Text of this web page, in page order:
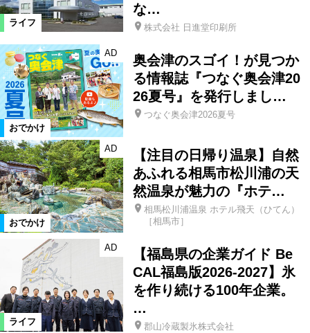
ライフ
な…
株式会社 日進堂印刷所
おでかけ
AD
奥会津のスゴイ！が見つか
る情報誌『つなぐ奥会津20
26夏号』を発行しまし…
つなぐ奥会津2026夏号
おでかけ
AD
【注目の日帰り温泉】自然
あふれる相馬市松川浦の天
然温泉が魅力の『ホテ…
相馬松川浦温泉 ホテル飛天（ひてん）
［相馬市］
ライフ
AD
【福島県の企業ガイド Be
CAL福島版2026-2027】氷
を作り続ける100年企業。
…
郡山冷蔵製氷株式会社